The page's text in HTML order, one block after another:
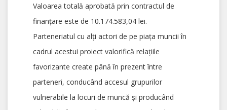
Valoarea totală aprobată prin contractul de
finanţare este de 10.174.583,04 lei.
Parteneriatul cu alţi actori de pe piaţa muncii în
cadrul acestui proiect valorifică relaţiile
favorizante create până în prezent între
parteneri, conducând accesul grupurilor
vulnerabile la locuri de muncă şi producând